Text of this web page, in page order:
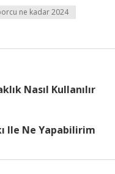
ne kadar 2024
Nasıl Kullanılır
Ile Ne Yapabilirim